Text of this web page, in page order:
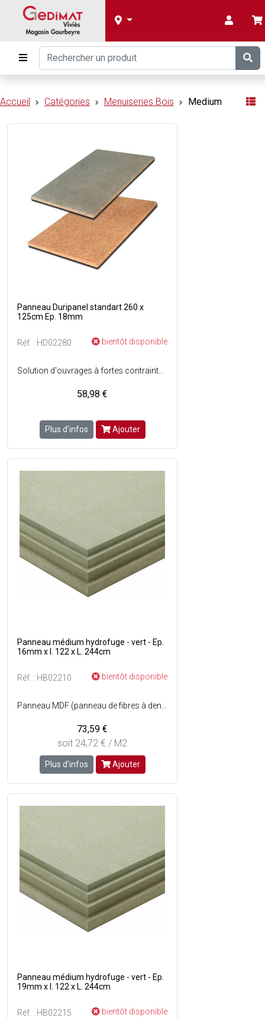
Accueil Catégories Menuiseries Bois Medium
Panneau Duripanel standart 260 x
125cm Ep. 18mm
Réf. : HD02280 bientôt disponible
58,98 €
Plus d'infos Ajouter
Panneau médium hydrofuge - vert - Ep.
16mm x l. 122 x L. 244cm
Réf. : HB02210 bientôt disponible
73,59 €
soit 24,72 € / M2
Plus d'infos Ajouter
Panneau médium hydrofuge - vert - Ep.
19mm x l. 122 x L. 244cm
Réf. : HB02215 bientôt disponible